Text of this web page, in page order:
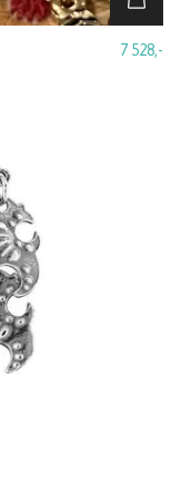
7 528,-